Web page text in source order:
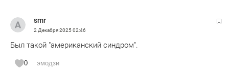
smr
2 Декабря 202502:46
Был такой "американский синдром".
0 эмодзи